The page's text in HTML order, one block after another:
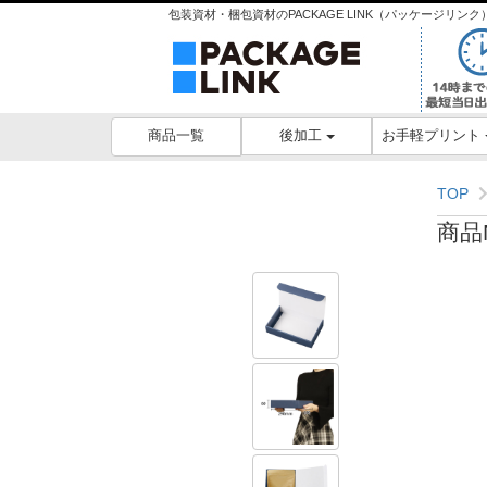
包装資材・梱包資材のPACKAGE LINK（パッケージリン
商品一覧 後加工 お手軽プリント
TOP
商